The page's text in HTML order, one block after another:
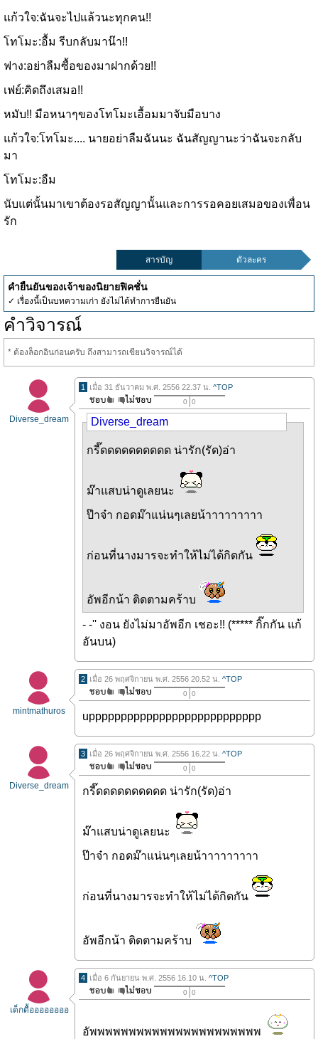
แก้วใจ:ฉันจะไปแล้วนะทุกคน!!
โทโมะ:อื้ม รีบกลับมาน๊า!!
ฟาง:อย่าลืมซื้อของมาฝากด้วย!!
เฟย์:คิดถึงเสมอ!!
หมับ!! มือหนาๆของโทโมะเอื้อมมาจับมือบาง
แก้วใจ:โทโมะ.... นายอย่าลืมฉันนะ ฉันสัญญานะว่าฉันจะกลับ
มา
โทโมะ:อืม
นับแต่นั้นมาเขาต้องรอสัญญานั้นและการรอคอยเสมอของเพื่อน
รัก
สารบัญ ตัวละคร
คำยืนยันของเจ้าของนิยายฟิคชั่น
✓ เรื่องนี้เป็นบทความเก่า ยังไม่ได้ทำการยืนยัน
คำวิจารณ์
* ต้องล็อกอินก่อนครับ ถึงสามารถเขียนวิจารณ์ได้
Diverse_dream
1 เมื่อ 31 ธันวาคม พ.ศ. 2556 22.37 น. ^TOP
0 0
Diverse_dream
กรี๊ดดดดดดดดดด น่ารัก(รัด)อ่า
ม๊าแสบน่าดูเลยนะ
ป๊าจ๋า กอดม๊าแน่นๆเลยน้าาาาาาาาา
ก่อนที่นางมารจะทำให้ไม่ได้กิดกัน
อัพอีกน้า ติดตามคร้าบ
- -'' งอน ยังไม่มาอัพอีก เชอะ!! (***** กิ๊กกัน แก้
อันบน)
mintmathuros
2 เมื่อ 26 พฤศจิกายน พ.ศ. 2556 20.52 น. ^TOP
0 0
uppppppppppppppppppppppppppp
Diverse_dream
3 เมื่อ 26 พฤศจิกายน พ.ศ. 2556 16.22 น. ^TOP
0 0
กรี๊ดดดดดดดดดด น่ารัก(รัด)อ่า
ม๊าแสบน่าดูเลยนะ
ป๊าจ๋า กอดม๊าแน่นๆเลยน้าาาาาาาาา
ก่อนที่นางมารจะทำให้ไม่ได้กิดกัน
อัพอีกน้า ติดตามคร้าบ
เด็กดื้ออออออออ
4 เมื่อ 6 กันยายน พ.ศ. 2556 16.10 น. ^TOP
0 0
อัพพพพพพพพพพพพพพพพพพพพพพ